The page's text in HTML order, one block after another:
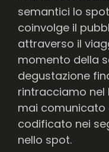
semantici lo
coinvolge il
attraverso il
momento della
degustazione
rintracciamo nel
mai comunicato
codificato nei
nello spot.